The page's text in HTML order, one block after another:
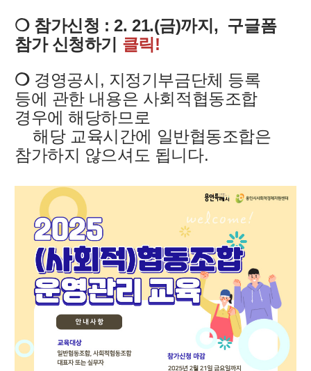
❍ 참가신청 : 2. 21.(금)까지, 구글폼
참가 신청하기
클릭!
❍ 경영공시, 지정기부금단체 등록
등에 관한 내용은 사회적협동조합
경우에 해당하므로
해당 교육시간에 일반협동조합은
참가하지 않으셔도 됩니다.